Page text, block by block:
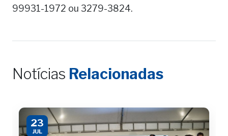
99931-1972 ou 3279-3824.
Notícias Relacionadas
23
JUL